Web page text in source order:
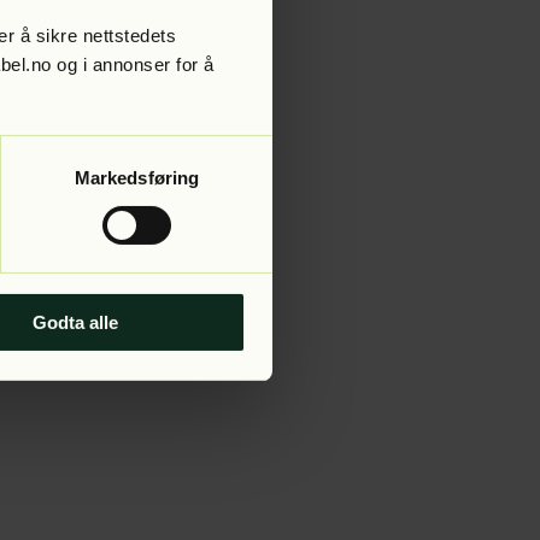
å sikre nettstedets
og i annonser for å
Markedsføring
Godta alle